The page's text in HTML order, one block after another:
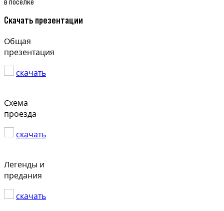
Скачать презентации
Общая
презентация
скачать
Схема
проезда
скачать
Легенды и
предания
скачать